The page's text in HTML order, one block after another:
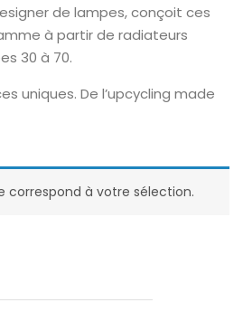
de lampes, conçoit ces
à partir de radiateurs
30 à 70.
uniques. De l’upcycling made
correspond à votre sélection.